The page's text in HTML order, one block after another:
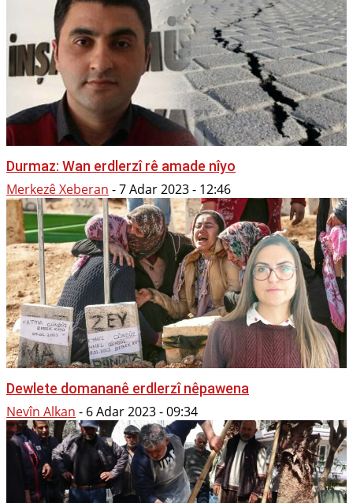
Durmaz: Wan erdlerzî rê amade nîyo
Merkezê Xeberan -7 Adar 2023 - 12:46
Dewlete domananê erdlerzî nêpawena
Nevîn Alkan - 6 Adar 2023 - 09:34